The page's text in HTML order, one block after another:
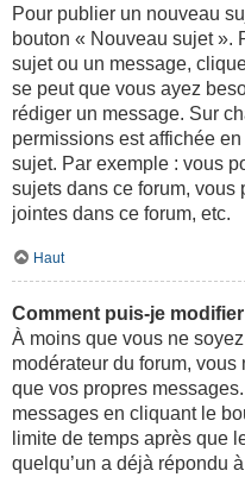
Pour publier un nouveau
bouton « Nouveau sujet ».
sujet ou un message,
se peut que vous ayez
rédiger un message. Sur
permissions est affichée
sujet. Par exemple : vous
sujets dans ce forum, vous
jointes dans ce forum, etc.
Haut
Comment puis-je
À moins que vous ne
modérateur du forum,
que vos propres
messages en cliquant le
limite de temps après que
quelqu’un a déjà répondu